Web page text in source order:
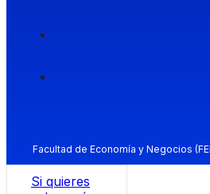
Facultad de Economía y Negocios
Si quieres